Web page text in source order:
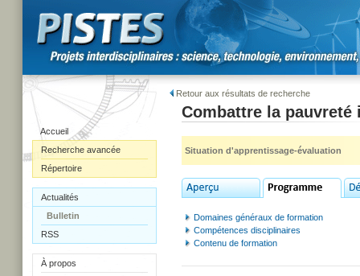
Accueil
Recherche avancée
Répertoire
Actualités
Bulletin
RSS
À propos
Retour aux résultats de recherche
Combattre la
Situation d'apprentissage-évaluation
Domaines généraux de formation
Compétences disciplinaires
Contenu de formation